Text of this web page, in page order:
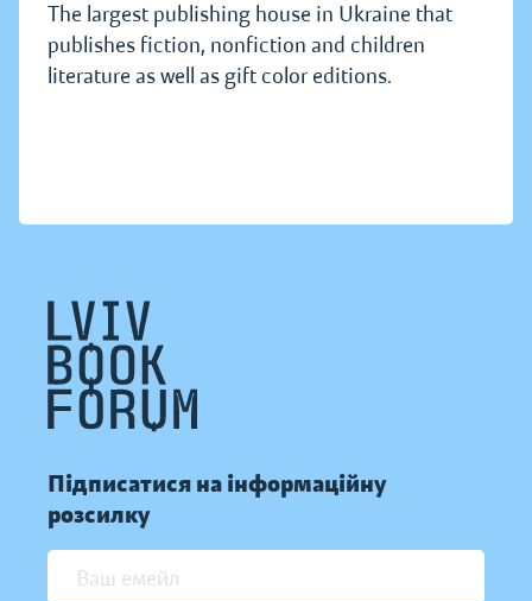
The largest publishing house in Ukraine that
publishes fiction, nonfiction and children
literature as well as gift color editions.
Підписатися на інформаційну
розсилку